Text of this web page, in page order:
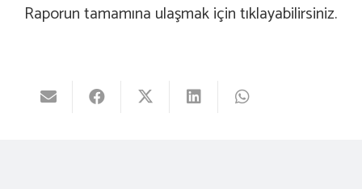
Raporun tamamına ulaşmak içintıklayabilirsiniz.